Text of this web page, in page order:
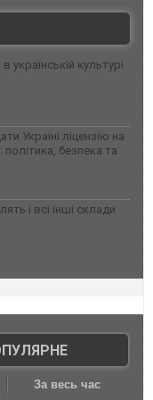
українській культурі
Україні ліцензію на
безпека та
і всі інші склади
За весь час